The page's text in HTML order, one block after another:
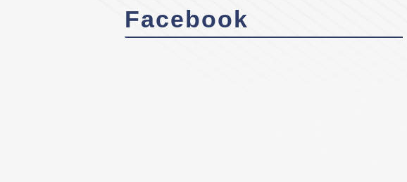
Facebook